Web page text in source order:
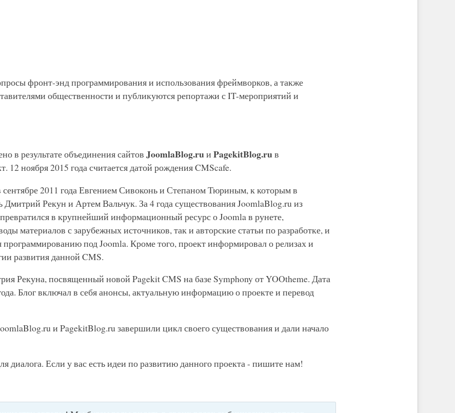
фронт-энд программирования и использования фреймворков, а также
общественности и публикуются репортажи с IT-мероприятий и
в результате объединения сайтов JoomlaBlog.ruи PagekitBlog.ruв
12 ноября 2015 года считается датой рождения CMScafe.
2011 года Евгением Сивоконь и Степаном Тюриным, к которым в
Дмитрий Рекун и Артем Вальчук. За 4 года существования JoomlaBlog.ru из
превратился в крупнейший информационный ресурс о Joomla в рунете,
материалов с зарубежных источников, так и авторские статьи по разработке, и
программированию под Joomla. Кроме того, проект информировал о релизах и
развития данной CMS.
Рекуна, посвященный новой Pagekit CMS на базе Symphony от YOOtheme. Дата
Блог включал в себя анонсы, актуальную информацию о проекте и перевод
и PagekitBlog.ru завершили цикл своего существования и дали начало
диалога. Если у вас есть идеи по развитию данного проекта - пишите нам!